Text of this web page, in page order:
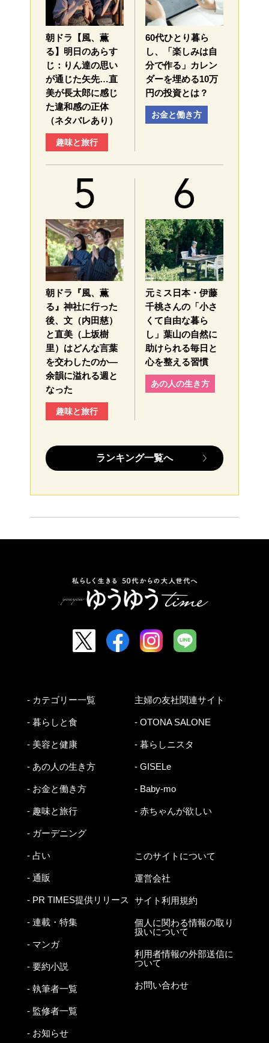
朝ドラ【風、薫
る】明日のあらす
じ：​りん達の思い
が通じた矢先…直
美が長太郎に感じ
た違和感の正体
（ネタバレあり）
趣味と旅行
60代ひとり暮ら
し、「楽しみは自
分で作る」カレン
ダーを埋める10万
円の投資とは？
お金と働き方
朝ドラ『風、薫
る』神社に行った
後、文（内田慈）
と直美（上坂樹
里）はどんな言葉
を交わしたのか—
余韻に溢れる週と
なった
趣味と旅行
元ミス日本・伊藤
千桃さんの「小さ
くて自由な暮ら
し」葉山の自然に
助けられる毎日と
心を整える習慣
あの人の生き方
ランキング一覧へ
- カテゴリー一覧
- 暮らしと食
- 美容と健康
- あの人の生き方
- お金と働き方
- 趣味と旅行
- ガーデニング
- 占い
- 通販
- PR TIMES提供リリース
- 連載・特集
- マンガ
- 要約小説
- 執筆者一覧
- 監修者一覧
- お知らせ
主婦の友社関連サイト
- OTONA SALONE
- 暮らしニスタ
- GISELe
- Baby-mo
- 赤ちゃんが欲しい
このサイトについて
運営会社
サイト利用規約
個人に関わる情報の取り
扱いについて
利用者情報の外部送信に
ついて
お問い合わせ